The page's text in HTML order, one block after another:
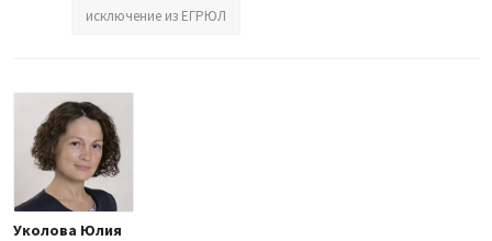
исключение из ЕГРЮЛ
Уколова Юлия